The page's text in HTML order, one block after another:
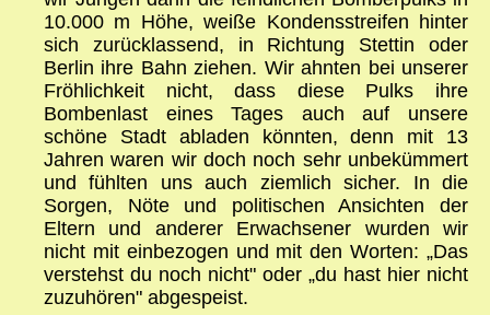
10.000 m Höhe, weiße Kondensstreifen hinter
sich zurücklassend, in Richtung Stettin oder
Berlin ihre Bahn ziehen. Wir ahnten bei unserer
Fröhlichkeit nicht, dass diese Pulks ihre
Bombenlast eines Tages auch auf unsere
schöne Stadt abladen könnten, denn mit 13
Jahren waren wir doch noch sehr unbekümmert
und fühlten uns auch ziemlich sicher. In die
Sorgen, Nöte und politischen Ansichten der
Eltern und anderer Erwachsener wurden wir
nicht mit einbezogen und mit den Worten: „Das
verstehst du noch nicht" oder „du hast hier nicht
zuzuhören" abgespeist.